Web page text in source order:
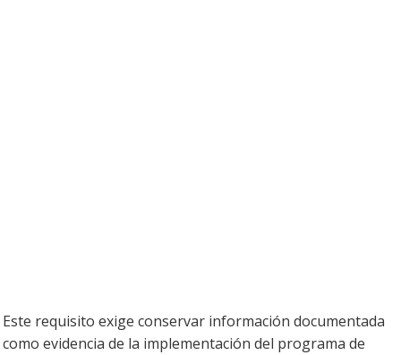
Este requisito exige conservar información documentada
como evidencia de la implementación del programa de